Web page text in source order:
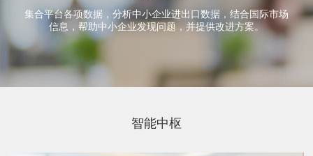
集合平台各项数据，分析中小企业进出口数据，结合国际市场
信息，帮助中小企业发现问题，并提供改进方案。
智能中枢